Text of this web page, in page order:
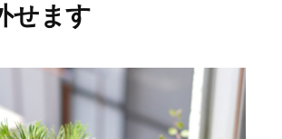
せます